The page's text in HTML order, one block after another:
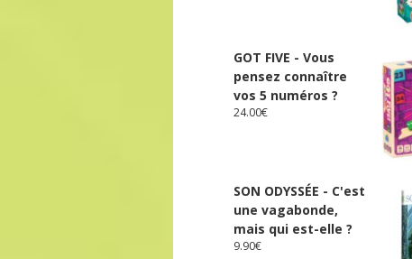
GOT FIVE - Vous
pensez connaître
vos 5 numéros ?
24.00€
SON ODYSSÉE - C'est
une vagabonde,
mais qui est-elle ?
9.90€